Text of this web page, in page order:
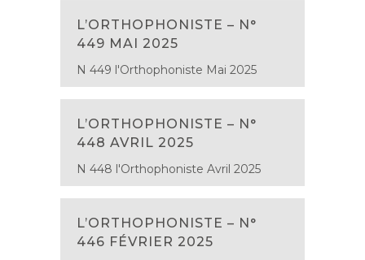
L’ORTHOPHONISTE – N°
449 MAI 2025
N 449 l'Orthophoniste Mai 2025
L’ORTHOPHONISTE – N°
448 AVRIL 2025
N 448 l'Orthophoniste Avril 2025
L’ORTHOPHONISTE – N°
446 FÉVRIER 2025